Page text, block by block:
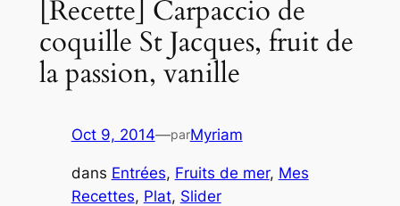
[Recette] Carpaccio de
coquille St Jacques, fruit de
la passion, vanille
Oct 9, 2014—parMyriam
dans Entrées, Fruits de mer, Mes
Recettes, Plat, Slider